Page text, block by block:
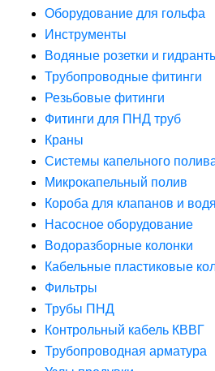
Оборудование для гольфа
Инструменты
Водяные розетки и
Трубопроводные фитинги
Резьбовые фитинги
Фитинги для ПНД труб
Краны
Системы капельного
Микрокапельный полив
Короба для клапанов и
Насосное оборудование
Водоразборные колонки
Кабельные пластиковые
Фильтры
Трубы ПНД
Контрольный кабель КВВГ
Трубопроводная арматура